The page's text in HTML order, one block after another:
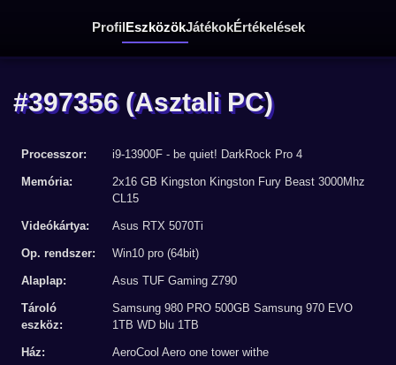
ProfilEszközökJátékokÉrtékelések
#397356 (Asztali PC)
Processzor: i9-13900F - be quiet! DarkRock Pro 4
Memória:
2x16 GB Kingston Kingston Fury Beast 3000Mhz
CL15
Videókártya: Asus RTX 5070Ti
Op. rendszer: Win10 pro (64bit)
Alaplap: Asus TUF Gaming Z790
Tároló
eszköz:
Samsung 980 PRO 500GB Samsung 970 EVO
1TB WD blu 1TB
Ház: AeroCool Aero one tower withe